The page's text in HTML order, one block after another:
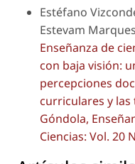
Estéfano
Estevam
Enseñanza de
con baja visión:
percepciones
curriculares y
Góndola,
Ciencias: Vol. 20